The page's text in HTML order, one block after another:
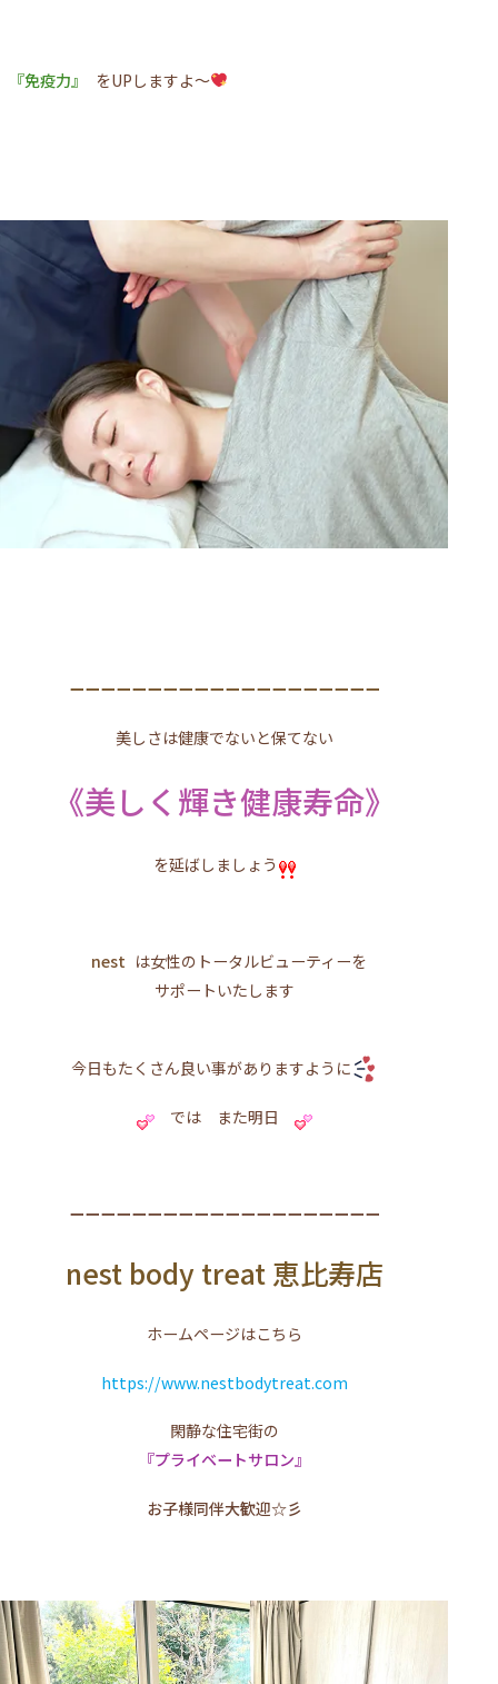
『免疫力』 をUPしますよ～
ーーーーーーーーーーーーーーーーーーーー
美しさは健康でないと保てない
《美しく輝き健康寿命》
を延ばしましょう
nest は女性のトータルビューティーを
サポートいたします
今日もたくさん良い事がありますように
では また明日
ーーーーーーーーーーーーーーーーーーーー
nest body treat 恵比寿店
ホームページはこちら
https://www.nestbodytreat.com
閑静な住宅街の
『プライベートサロン』
お子様同伴大歓迎☆彡